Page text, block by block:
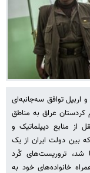
اربیل توافق سه‌جانبه‌ای
کردستان عراق به مناطق
از منابع دیپلماتیک و
بین دولت ایران از یک
شد، تروریست‌های کُرد
خانواده‌های خود به